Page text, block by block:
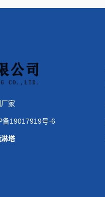
家
备19017919号-6
塔